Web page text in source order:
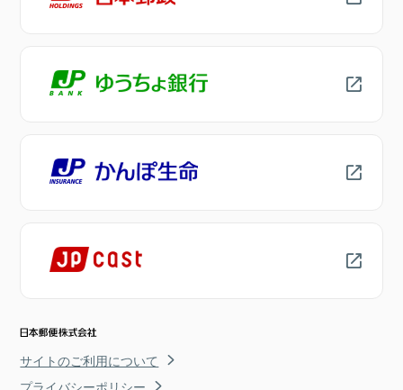
サイトのご利用について
プライバシーポリシー